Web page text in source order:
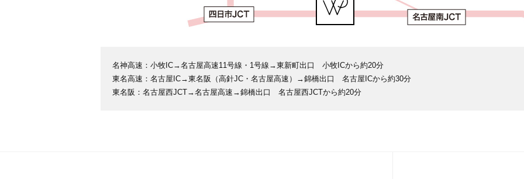
名神高速：小牧IC→名古屋高速11号線・1号線→東新町出口 小牧ICから約20分
東名高速：名古屋IC→東名阪（高針JC・名古屋高速）→錦橋出口 名古屋ICから約30分
東名阪：名古屋西JCT→名古屋高速→錦橋出口 名古屋西JCTから約20分